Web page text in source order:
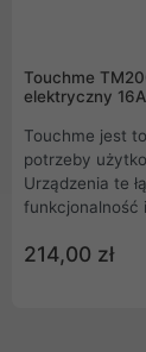
Touchme
elektryczny
Touchme jest
potrzeby
Urządzenia te
funkcjonalność
technologię.
panele i
214,00 zł